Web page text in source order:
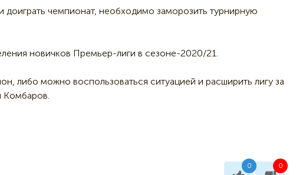
доиграть чемпионат, необходимо заморозить турнирную
новичков Премьер-лиги в сезоне-2020/21.
либо можно воспользоваться ситуацией и расширить лигу за
Комбаров.
0 0